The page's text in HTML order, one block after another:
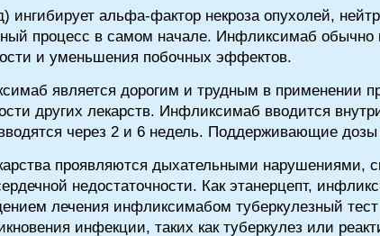
альфа-фактор некроза опухолей,
процесс в самом начале. Инфликсимаб обычно
и уменьшения побочных эффектов.
является дорогим и трудным в применении
других лекарств. Инфликсимаб вводится
через 2 и 6 недель. Поддерживающие
проявляются дыхательными нарушениями,
недостаточности. Как этанерцепт,
лечения инфликсимабом туберкулезный
инфекции, таких как туберкулез или